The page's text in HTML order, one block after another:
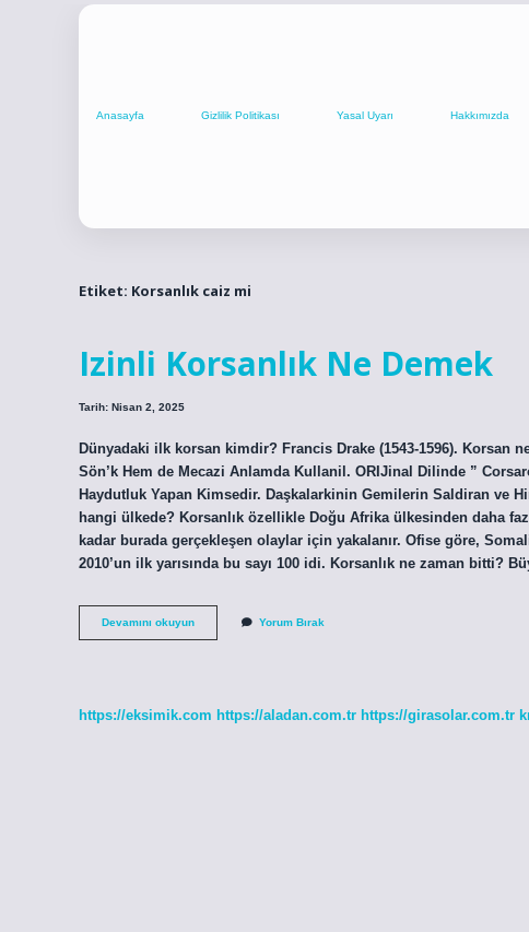
Anasayfa Gizlilik Politikası Yasal Uyarı Hakkımızda
Etiket: Korsanlık caiz mi
Izinli Korsanlık Ne Demek
Tarih: Nisan 2, 2025
Dünyadaki ilk korsan kimdir? Francis Drake (1543-1596). Korsan
Sön’k Hem de Mecazi Anlamda Kullanil. ORIJinal Dilinde ”
Haydutluk Yapan Kimsedir. Daşkalarkinin Gemilerin Saldiran ve
hangi ülkede? Korsanlık özellikle Doğu Afrika ülkesinden daha
kadar burada gerçekleşen olaylar için yakalanır. Ofise göre,
2010’un ilk yarısında bu sayı 100 idi. Korsanlık ne zaman bitti?
Devamını okuyunIzinli
Korsanlık
Yorum Bırak
https://eksimik.com https://aladan.com.tr https://girasolar.com.tr